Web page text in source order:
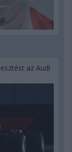
az Audi